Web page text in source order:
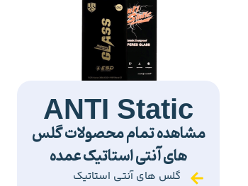
ANTI Static
مشاهده تمام محصولات گلس
های آنتی استاتیک عمده
گلس های آنتی استاتیک